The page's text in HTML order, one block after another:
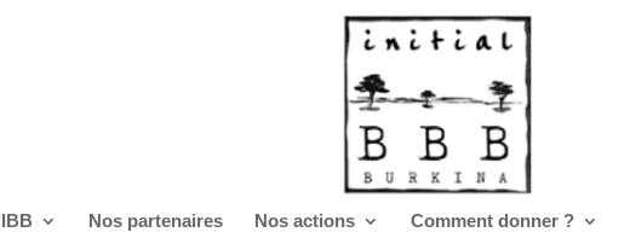
Nos partenaires Nos actions Comment donner ?